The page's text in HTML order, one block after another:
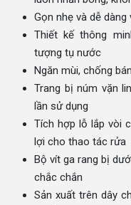
Gọn nhẹ và dễ
Thiết kế thông
tượng tụ nước
Ngăn mùi, chống
Trang bị núm vặn
lần sử dụng
Tích hợp lỗ lắp vòi
lợi cho thao tác rửa
Bộ vít ga rang bị
chắc chắn
Sản xuất trên dây